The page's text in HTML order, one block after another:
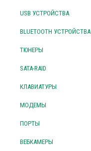
USB УСТРОЙСТВА
BLUETOOTH УСТРОЙСТВА
ТЮНЕРЫ
SATA-RAID
КЛАВИАТУРЫ
МОДЕМЫ
ПОРТЫ
ВЕБКАМЕРЫ